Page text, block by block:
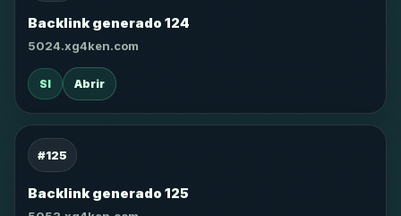
Backlink generado 124
5024.xg4ken.com
SI Abrir
#125
Backlink generado 125